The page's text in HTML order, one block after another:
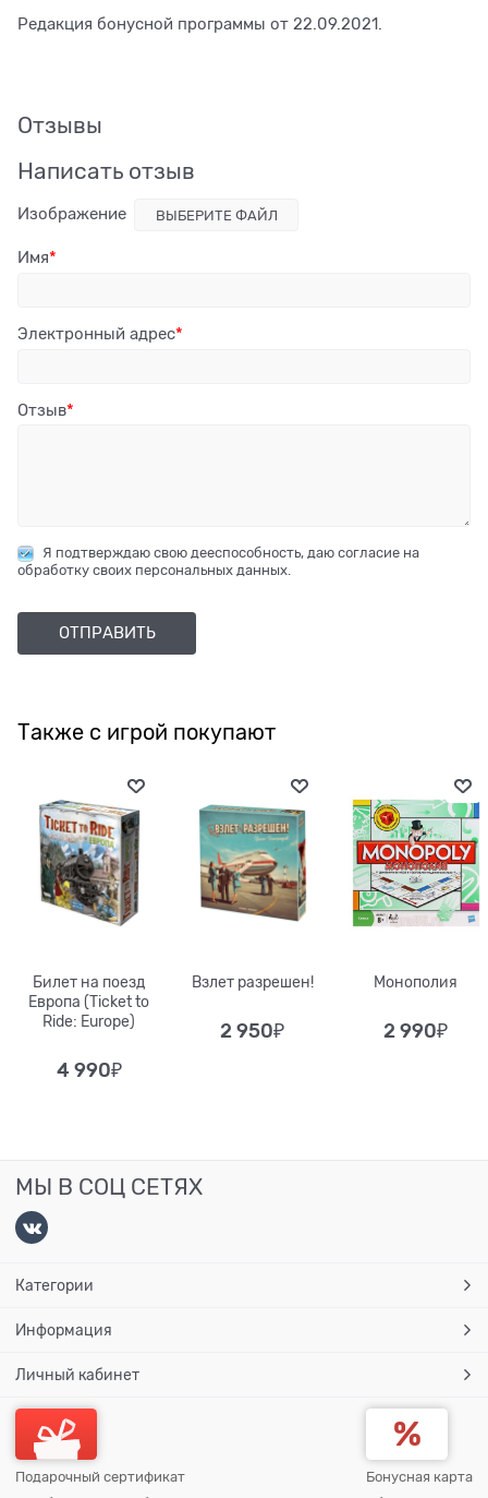
Редакция бонусной программы от 22.09.2021.
Отзывы
Написать отзыв
Изображение ВЫБЕРИТЕ ФАЙЛ
Имя
Электронный адрес
Отзыв
Я подтверждаю свою дееспособность, даю согласие на
обработку своих персональных данных.
Также с игрой покупают
Билет на поезд
Европа (Ticket to
Ride: Europe)
4 990₽
Взлет разрешен!
2 950₽
Монополия
2 990₽
МЫ В СОЦ СЕТЯХ
Категории
Информация
Личный кабинет
Подарочный сертификат Бонусная карта